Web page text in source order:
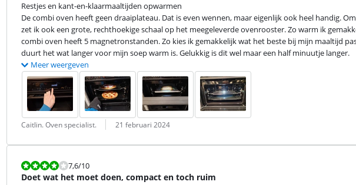
Restjes en kant-en-klaarmaaltijden opwarmen
De combi oven heeft geen draaiplateau. Dat is even wennen, maar eigenlijk ook heel handig.
zet ik ook een grote, rechthoekige schaal op het meegeleverde ovenrooster. Zo warm ik
combi oven heeft 5 magnetronstanden. Zo kies ik gemakkelijk wat het beste bij mijn maaltijd
duurt het wat langer voor mijn soep warm is. Gelukkig is dit wel maar een half minuutje langer.
Meer weergeven
Beoordeling door:
Caitlin. Oven specialist.
Datum: 21 februari 2024
Beoordeling is 7,6 van de 10.
7,6/10
Doet wat het moet doen, compact en toch ruim